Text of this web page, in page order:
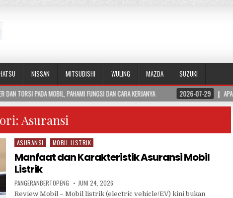
NISSAN MITSUBISHI WULING MAZDA
SUZUKI
PAHAMI FUNGSI DAN CARA KERJANYA
2026-07-29 APA ITU BLIND SPOT
Asuransi
Posted
in
ASURANSI MOBIL LISTRIK
Manfaat dan Karakteristik Asuransi Mobil
Listrik
PANGERANBERTOPENG JUNI 24, 2026
Review Mobil – Mobil listrik (electric vehicle/EV) kini bukan